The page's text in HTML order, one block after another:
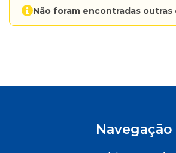
Não foram encontradas outras
Navegação